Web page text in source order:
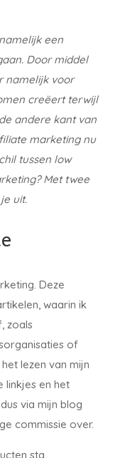
een
Door middel
namelijk voor
creëert terwijl
andere kant van
marketing nu
tussen low
Met twee
uit.
Deze
waarin ik
zoals
of
lezen van mijn
linkjes en het
via mijn blog
commissie over.
sta,